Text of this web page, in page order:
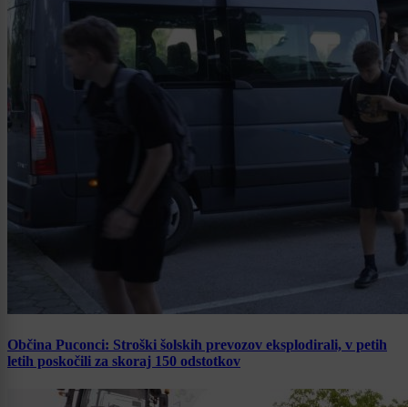
Občina Puconci: Stroški šolskih prevozov eksplodirali, v petih
letih poskočili za skoraj 150 odstotkov